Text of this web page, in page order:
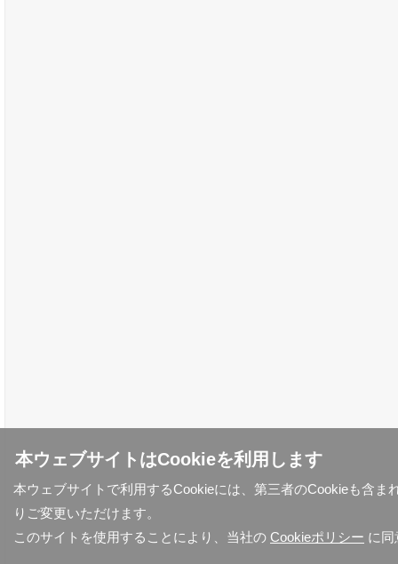
本ウェブサイトはCookieを利用します
本ウェブサイトで利用するCookieには、第三者のCookieも含
りご変更いただけます。
このサイトを使用することにより、当社の Cookieポリシー に